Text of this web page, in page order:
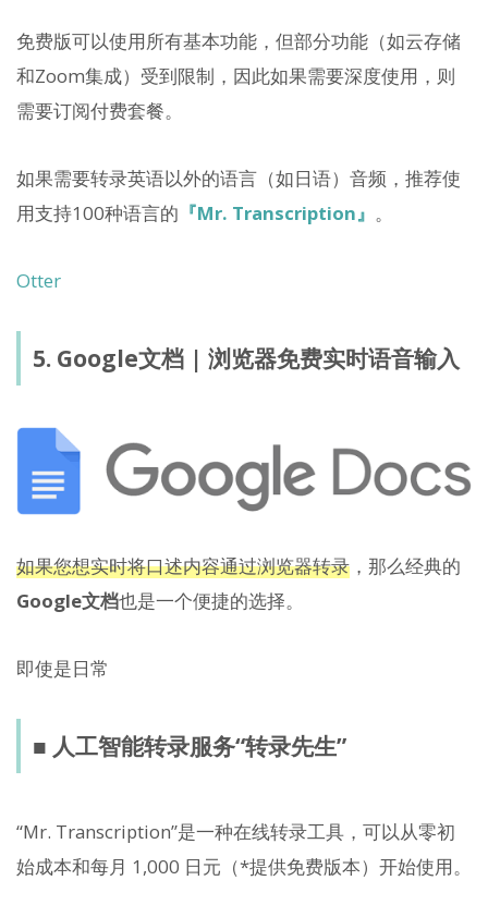
免费版可以使用所有基本功能，但部分功能（如云存储
和Zoom集成）受到限制，因此如果需要深度使用，则
需要订阅付费套餐。
如果需要转录英语以外的语言（如日语）音频，推荐使
用支持100种语言的 『Mr. Transcription』 。
Otter
5. Google文档 | 浏览器免费实时语音输入
如果您想实时将口述内容通过浏览器转录 ，那么经典的
Google文档也是一个便捷的选择。
即使是日常
■ 人工智能转录服务“转录先生”
“Mr. Transcription”是一种在线转录工具，可以从零初
始成本和每月 1,000 日元（*提供免费版本）开始使用。